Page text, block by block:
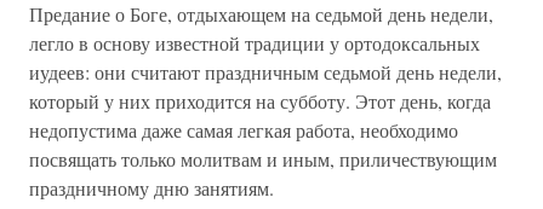
Предание о Боге, отдыхающем на седьмой день недели,
легло в основу известной традиции у ортодоксальных
иудеев: они считают праздничным седьмой день недели,
который у них приходится на субботу. Этот день, когда
недопустима даже самая легкая работа, необходимо
посвящать только молитвам и иным, приличествующим
праздничному дню занятиям.